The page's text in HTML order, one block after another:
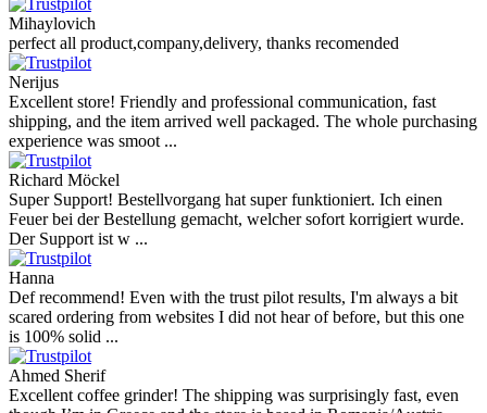
Mihaylovich
perfect all product,company,delivery, thanks recomended
Nerijus
Excellent store! Friendly and professional communication, fast
shipping, and the item arrived well packaged. The whole purchasing
experience was smoot ...
Richard Möckel
Super Support! Bestellvorgang hat super funktioniert. Ich einen
Feuer bei der Bestellung gemacht, welcher sofort korrigiert wurde.
Der Support ist w ...
Hanna
Def recommend! Even with the trust pilot results, I'm always a bit
scared ordering from websites I did not hear of before, but this one
is 100% solid ...
Ahmed Sherif
Excellent coffee grinder! The shipping was surprisingly fast, even